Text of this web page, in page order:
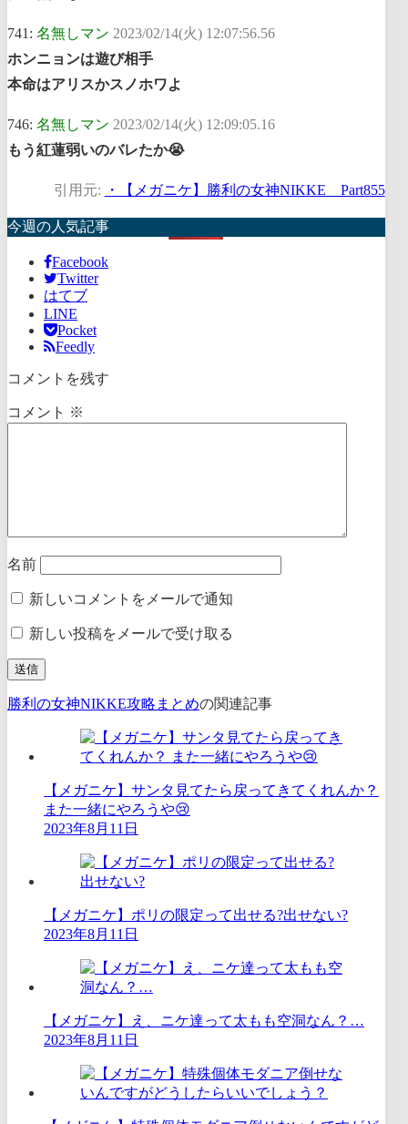
741: 名無しマン 2023/02/14(火) 12:07:56.56
ホンニョンは遊び相手
本命はアリスかスノホワよ
746: 名無しマン 2023/02/14(火) 12:09:05.16
もう紅蓮弱いのバレたか😭
引用元: ・【メガニケ】勝利の女神NIKKE Part855
今週の人気記事
Facebook
Twitter
はてブ
LINE
Pocket
Feedly
コメントを残す
コメント ※
名前
新しいコメントをメールで通知
新しい投稿をメールで受け取る
勝利の女神NIKKE攻略まとめの関連記事
【メガニケ】サンタ見てたら戻ってきてくれんか？
また一緒にやろうや😢
2023年8月11日
【メガニケ】ポリの限定って出せる?出せない?
2023年8月11日
【メガニケ】え、ニケ達って太もも空洞なん？…
2023年8月11日